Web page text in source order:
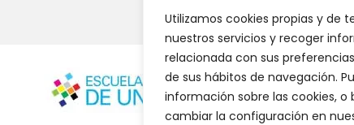
Utilizamos cookies propias y de
nuestros servicios y recoger
relacionada con sus
de sus hábitos de navegación.
información sobre las cookies,
cambiar la configuración en